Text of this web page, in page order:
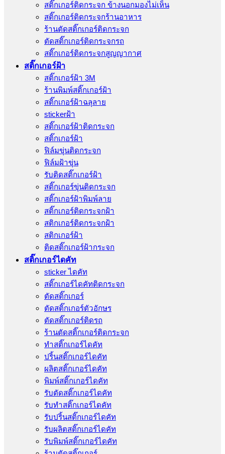
สติ๊กเกอร์ติดกระจก ข้างนอกมองไม่เห็น
สติ๊กเกอร์ติดกระจกร้านอาหาร
ร้านตัดสติ๊กเกอร์ติดกระจก
ตัดสติ๊กเกอร์ติดกระจกรถ
สติ๊กเกอร์ติดกระจกสูญญากาศ
สติ๊กเกอร์ฝ้า
สติ๊กเกอร์ฝ้า 3M
ร้านพิมพ์สติ๊กเกอร์ฝ้า
สติ๊กเกอร์ฝ้าฉลุลาย
stickerฝ้า
สติ๊กเกอร์ฝ้าติดกระจก
สติ๊กเกอร์ฝ้า
ฟิล์มขุ่นติดกระจก
ฟิล์มฝ้าขุ่น
รับติดสติ๊กเกอร์ฝ้า
สติ๊กเกอร์ขุ่นติดกระจก
สติ๊กเกอร์ฝ้าพิมพ์ลาย
สติ๊กเกอร์ติดกระจกฝ้า
สติกเกอร์ติดกระจกฝ้า
สติกเกอร์ฝ้า
ติดสติ๊กเกอร์ฝ้ากระจก
สติ๊กเกอร์ไดคัท
sticker ไดคัท
สติ๊กเกอร์ไดคัทติดกระจก
ตัดสติ๊กเกอร์
ตัดสติ๊กเกอร์ตัวอักษร
ตัดสติ๊กเกอร์ติดรถ
ร้านตัดสติ๊กเกอร์ติดกระจก
ทำสติ๊กเกอร์ไดคัท
ปริ้นสติ๊กเกอร์ไดคัท
ผลิตสติ๊กเกอร์ไดคัท
พิมพ์สติ๊กเกอร์ไดคัท
รับตัดสติ๊กเกอร์ไดคัท
รับทําสติ๊กเกอร์ไดคัท
รับปริ้นสติ๊กเกอร์ไดคัท
รับผลิตสติ๊กเกอร์ไดคัท
รับพิมพ์สติ๊กเกอร์ไดคัท